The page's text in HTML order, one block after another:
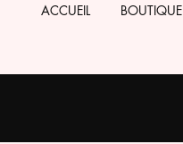
ACCUEIL BOUTIQUE